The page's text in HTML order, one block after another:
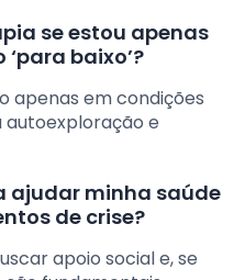
se estou apenas
baixo’?
apenas em condições
e
ajudar minha saúde
de crise?
apoio social e, se